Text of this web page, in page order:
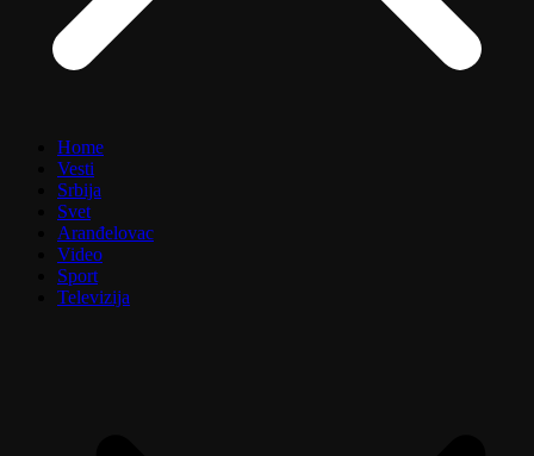
Home
Vesti
Srbija
Svet
Aranđelovac
Video
Sport
Televizija